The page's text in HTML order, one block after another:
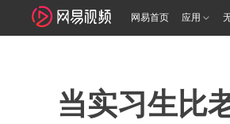
网易首页 应用
当实习生比